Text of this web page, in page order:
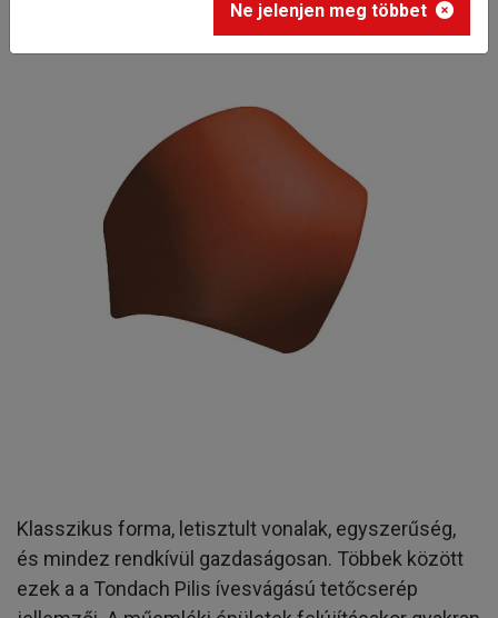
Klasszikus forma, letisztult vonalak, egyszerűség,
és mindez rendkívül gazdaságosan. Többek között
ezek a a Tondach Pilis ívesvágású tetőcserép
Ne jelenjen meg többet